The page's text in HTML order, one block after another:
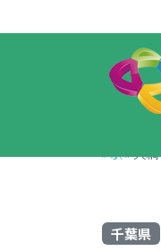
»駅»大網
千葉県